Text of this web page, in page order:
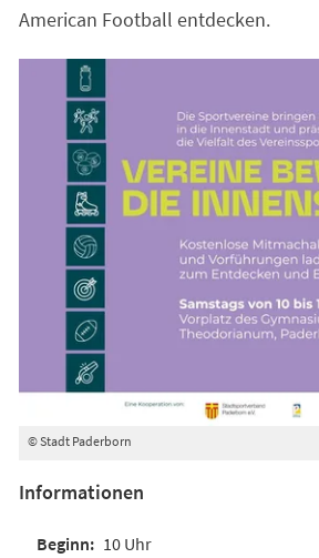
American Football entdecken.
© Stadt Paderborn
Informationen
10 Uhr